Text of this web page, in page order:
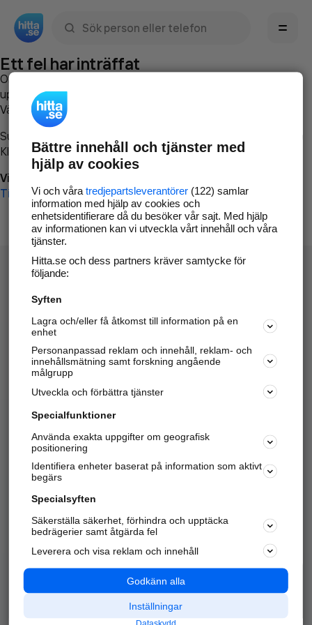
Ett fel har inträffat
Om du vill kan du
uppstod så att vi lättare och snabbare kan avhjälpa det.
Vänligen försök med följande:
Surfa till
Klicka påTillbaka-knappen i webbläsaren och försök igen
Vi beklagar besväret!
Till startsidan
Hitta.se - Gratis nummerupplysning.
Sök företag, personer och platser.
Hitta telefonnummer, adresser, företagsinfo mm.
Marknadsför företaget
Kom igång och annonsera mot
samarbetspartners nära dig.
Alla kategorier
Populära sökningar
API & Kartor
Annonsera
Integritet
Nödnummer
Bättre innehåll och tjänster med
hjälp av cookies
Vi och våra tredjepartsleverantörer(122) samlar
information med hjälp av cookies och
enhetsidentifierare då du besöker vår sajt. Med hjälp
av informationen kan vi utveckla vårt innehåll och våra
tjänster.
Hitta.se och dess partners kräver samtycke för
följande:
Syften
Lagra och/eller få åtkomst till information på en
enhet
Personanpassad reklam och innehåll, reklam- och
innehållsmätning samt forskning angående
målgrupp
Utveckla och förbättra tjänster
Specialfunktioner
Använda exakta uppgifter om geografisk
positionering
Identifiera enheter baserat på information som aktivt
begärs
Specialsyften
Säkerställa säkerhet, förhindra och upptäcka
bedrägerier samt åtgärda fel
Leverera och visa reklam och innehåll
Godkänn alla
Inställningar
Dataskydd